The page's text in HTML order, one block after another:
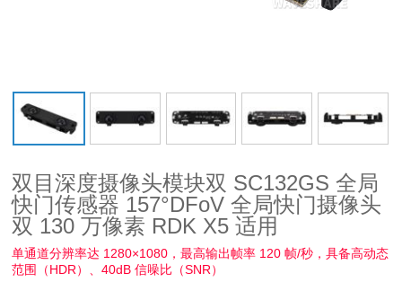
双目深度摄像头模块双 SC132GS 全局
快门传感器 157°DFoV 全局快门摄像头
双 130 万像素 RDK X5 适用
单通道分辨率达 1280×1080，最高输出帧率 120 帧/秒，具备高动态
范围（HDR）、40dB 信噪比（SNR）